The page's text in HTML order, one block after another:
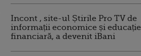
Incont , site-ul Știrile Pro TV de
informații economice și educație
financiară, a devenit iBani